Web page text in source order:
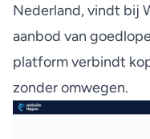
Nederland, vindt bij
aanbod van
platform verbindt
zonder omwegen.